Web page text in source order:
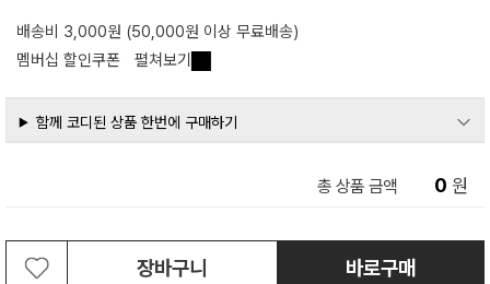
배송비 3,000원 (50,000원 이상 무료배송)
멤버십 할인쿠폰
펼쳐보기
함께 코디된 상품 한번에 구매하기
총 상품 금액 0 원
장바구니 바로구매